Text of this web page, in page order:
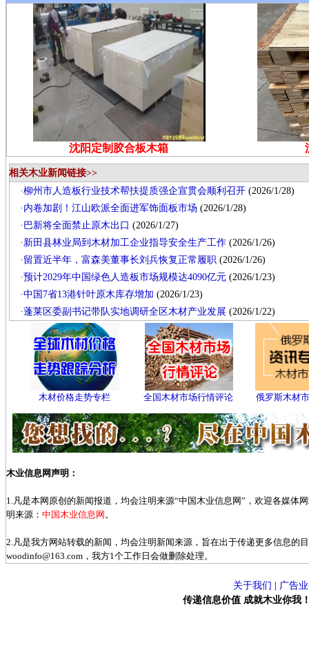
沈阳定制胶合板木箱
相关木业新闻链接>>
·柳州市人造板行业技术帮扶提质强企宣贯会顺利召开 (2026/1/28)
· 内卷加剧！江山欧派全面进军饰面板市场 (2026/1/28)
· 巴新将全面禁止原木出口 (2026/1/27)
· 新田县林业局到木材加工企业指导安全生产工作 (2026/1/26)
· 留置近半年，富森美董事长刘兵恢复正常履职 (2026/1/26)
·预计2029年中国绿色人造板市场规模达4090亿元 (2026/1/23)
·中国7省13港针叶原木库存增加 (2026/1/23)
·蓬莱区委副书记带队实地调研全区木材产业发展 (2026/1/22)
木材价格走势专栏 全国木材市场行情评论 俄罗斯木材
木业信息网声明：
1.凡是本网原创的新闻报道，均会注明来源“中国木业信息网”，欢迎各媒体
明来源： 中国木业信息网 。
2.凡是我方网站转载的新闻，均会注明新闻来源，旨在出于传递更多信息的
woodinfo@163.com，我方1个工作日会做删除处理。
关于我们
广告
传递信息价值 成就木业你我